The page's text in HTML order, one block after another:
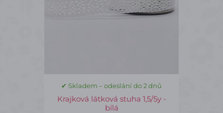
✔ Skladem – odeslání do 2 dnů
Krajková látková stuha 1,5/5y -
bílá